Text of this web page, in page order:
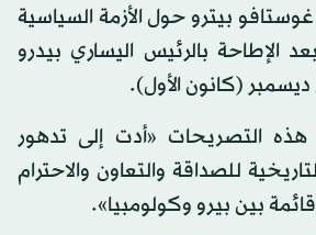
بيترو حول الأزمة السياسية
الإطاحة بالرئيس اليساري بيدرو
(كانون الأول).
هذه التصريحات «أدت إلى تدهور
للصداقة والتعاون والاحترام
بين بيرو وكولومبيا».